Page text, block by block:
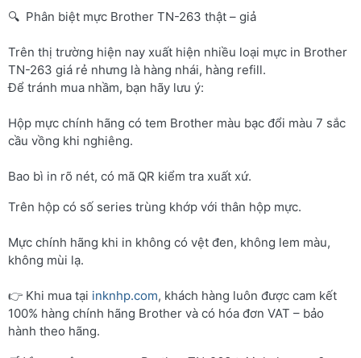
🔍 Phân biệt mực Brother TN-263 thật – giả
Trên thị trường hiện nay xuất hiện nhiều loại mực in Brother
TN-263 giá rẻ nhưng là hàng nhái, hàng refill.
Để tránh mua nhầm, bạn hãy lưu ý:
Hộp mực chính hãng có tem Brother màu bạc đổi màu 7 sắc
cầu vồng khi nghiêng.
Bao bì in rõ nét, có mã QR kiểm tra xuất xứ.
Trên hộp có số series trùng khớp với thân hộp mực.
Mực chính hãng khi in không có vệt đen, không lem màu,
không mùi lạ.
👉 Khi mua tại inknhp.com, khách hàng luôn được cam kết
100% hàng chính hãng Brother và có hóa đơn VAT – bảo
hành theo hãng.